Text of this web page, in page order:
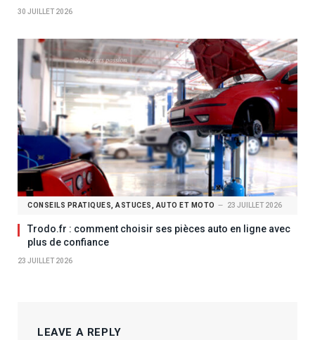
30 JUILLET 2026
CONSEILS PRATIQUES, ASTUCES, AUTO ET MOTO 23 JUILLET 2026
Trodo.fr : comment choisir ses pièces auto en ligne avec
plus de confiance
23 JUILLET 2026
LEAVE A REPLY